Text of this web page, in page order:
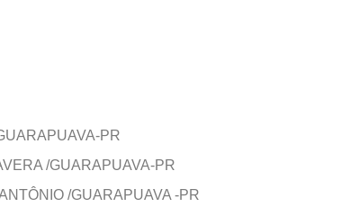
PR
/GUARAPUAVA-PR
/GUARAPUAVA -PR